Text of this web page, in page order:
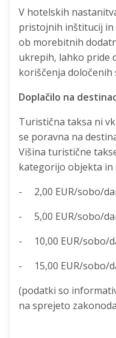
V hotelskih
pristojnih inštitucij
ob morebitnih
ukrepih, lahko pride
koriščenja določenih
Doplačilo na
Turistična taksa ni
se poravna na
Višina turistične
kategorijo objekta in
- 2,00 EUR/sobo/
- 5,00 EUR/sobo/
- 10,00 EUR/sobo/
- 15,00 EUR/sobo/
(podatki so
na sprejeto